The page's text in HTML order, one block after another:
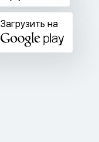
Загрузить на